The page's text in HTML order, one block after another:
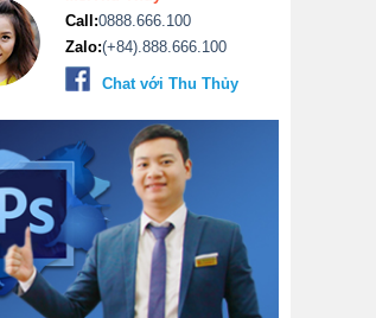
Call:0888.666.100
Zalo:(+84).888.666.100
Chat với Thu Thủy